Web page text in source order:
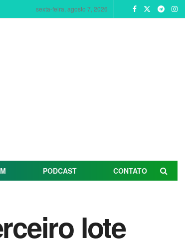
sexta-feira, agosto 7, 2026
PODCAST CONTATO
lote